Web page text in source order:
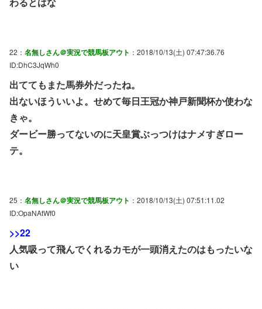
22： 名無しさん＠実況で競馬板アウト ：2018/10/13(土) 07:47:36.76
ID:DhC3JqWh0
出ててもまた馬券外だったね。
出ないほういいよ。せめて毎日王冠か神戸新聞杯か使わな
きゃ。
ダービー勝ってないのに天皇賞ぶっつけはナメすぎロー
テ。
25： 名無しさん＠実況で競馬板アウト ：2018/10/13(土) 07:51:11.02
ID:OpaNAtWf0
>>22
人気吸って飛んでくれるカモが一頭消えたのはもったいな
い